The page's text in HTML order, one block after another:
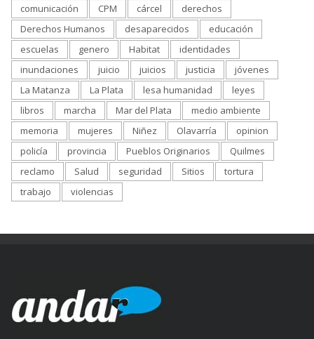
comunicación
CPM cárcel
derechos
Derechos Humanos
desaparecidos
educación
escuelas
genero Habitat
identidades
inundaciones
juicio juicios justicia
jóvenes
La Matanza
La Plata lesa humanidad
leyes
libros
marcha Mar del Plata
medio ambiente
memoria
mujeres Niñez Olavarría
opinion
policía
provincia Pueblos Originarios
Quilmes
reclamo
Salud seguridad Sitios
tortura
trabajo
violencias